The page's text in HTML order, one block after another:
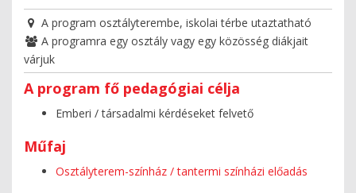
A program osztályterembe, iskolai térbe utaztatható
A programra egy osztály vagy egy közösség diákjait
várjuk
A program fő pedagógiai célja
Emberi / társadalmi kérdéseket felvető
Műfaj
Osztályterem-színház / tantermi színházi előadás